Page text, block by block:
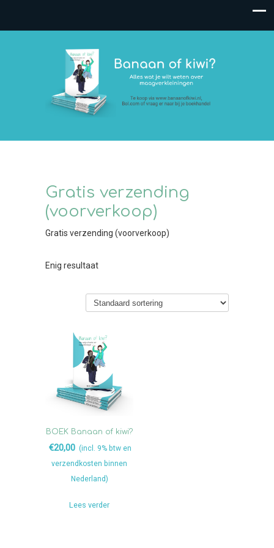
Gratis verzending
(voorverkoop)
Gratis verzending (voorverkoop)
Enig resultaat
BOEK Banaan of kiwi?
€20,00 (incl. 9% btw en
verzendkosten binnen
Nederland)
Lees verder